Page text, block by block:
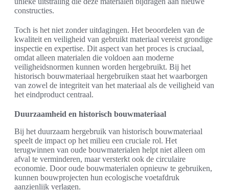
constructies.
Toch is het niet zonder uitdagingen. Het beoordelen van de
kwaliteit en veiligheid van gebruikt materiaal vereist grondige
inspectie en expertise. Dit aspect van het proces is cruciaal,
omdat alleen materialen die voldoen aan moderne
veiligheidsnormen kunnen worden hergebruikt. Bij het
historisch bouwmateriaal hergebruiken staat het waarborgen
van zowel de integriteit van het materiaal als de veiligheid van
het eindproduct centraal.
Duurzaamheid en historisch bouwmateriaal
Bij het duurzaam hergebruik van historisch bouwmateriaal
speelt de impact op het milieu een cruciale rol. Het
terugwinnen van oude bouwmaterialen helpt niet alleen om
afval te verminderen, maar versterkt ook de circulaire
economie. Door oude bouwmaterialen opnieuw te gebruiken,
kunnen bouwprojecten hun ecologische voetafdruk
aanzienlijk verlagen.